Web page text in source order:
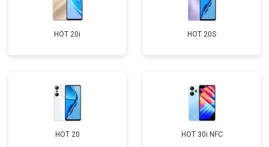
HOT 20i HOT 20S
HOT 20 HOT 30i NFC